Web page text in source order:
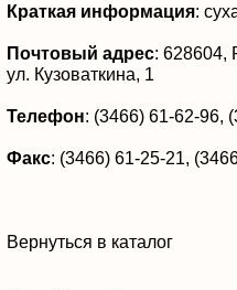
Краткая информация:
Почтовый адрес: 628604,
ул. Кузоваткина, 1
Телефон: (3466) 61-62-96,
Факс: (3466) 61-25-21,
Вернуться в каталог